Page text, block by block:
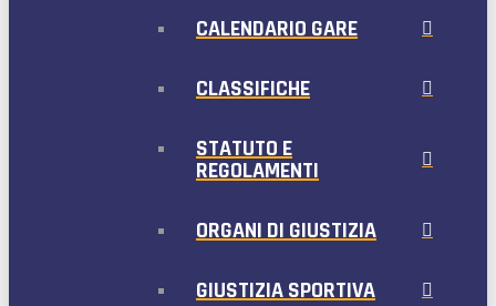
CALENDARIO GARE
CLASSIFICHE
STATUTO E
REGOLAMENTI
ORGANI DI GIUSTIZIA
GIUSTIZIA SPORTIVA